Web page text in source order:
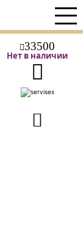
33500
Нет в наличии